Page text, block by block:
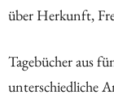
über Herkunft,
Tagebücher aus
unterschiedliche